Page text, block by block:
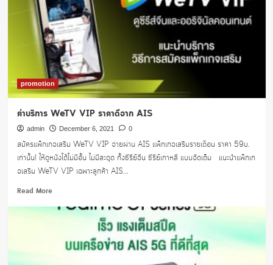
promotion
ค่าบริการ WeTV VIP ราคาดีจาก AIS
admin December 6, 2021 0
สมัครแพ็กเกจเสริม WeTV VIP จ่ายผ่าน AIS แพ็กเกจเสริมรายเดือน ราคา 59บ.
เท่านั้น! ให้ดูหนังได้ไม่มีอั้น ไม่มีสะดุด ทั้งซีรีย์จีน ซีรีย์เกาหลี แบบจัดเต็ม แนะนำแพ็กเก
จเสริม WeTV VIP เฉพาะลูกค้า AIS...
Read MoreRead
about
WeTV